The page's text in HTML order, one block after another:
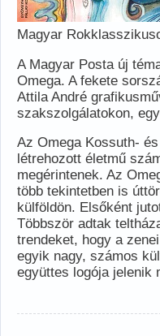
Magyar
A Magyar Posta új
Omega. A fekete
Attila André
szakszolgálatokon,
Az Omega Kossuth-
létrehozott életmű
megérintenek. Az
több tekintetben is
külföldön. Elsőként
Többször adtak
trendeket, hogy a
egyik nagy, számos
együttes logója jelenik